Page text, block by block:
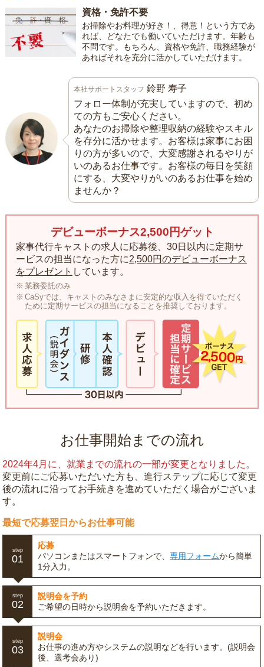
資格・免許不要
お掃除やお料理が好き！、得意！という方であ
れば、どなたでも働いていただけます。年齢も
不問です。もちろん、資格や免許、職務経験が
あればそれを充分に活かしていただけます。
本社サポートスタッフ 鈴野 寿子
フォロー体制が充実していますので、初め
ての方もご安心ください。
あなたのお掃除や整理収納の経験やスキル
を存分に活かせます。お客様は家事にお困
りの方が多いので、大変感謝されるやりが
いのあるお仕事です。お客様の毎日を笑顔
にする、大変やりがいのあるお仕事を始め
ませんか？
デビューボーナス2,500円ゲット
家事代行キャストの求人に応募後、30日以内に定期サ
ービスの担当になった方に2,500円のデビューボーナス
をプレゼント しています。
業務委託のみ
CaSyでは、キャストのみなさまに安定的な収入を得ていただく
ために定期サービスの担当になることを推奨しております。
お仕事開始までの流れ
2024年4月に、就業までの流れの一部が変更となりました。
変更前にご応募いただいた方も、進行ステップに応じて変更
後の流れに沿ってお手続きを進めていただく場合がございま
す。
最短で応募翌日からお仕事可能
step
01
応募
パソコンまたはスマートフォンで、専用フォームから簡単
1分入力。
step
02
説明会を予約
ご希望の日時から説明会を予約いただきます。
step
03
説明会
お仕事の進め方やシステムの説明などを行います。(説明会
後、選考会あり)